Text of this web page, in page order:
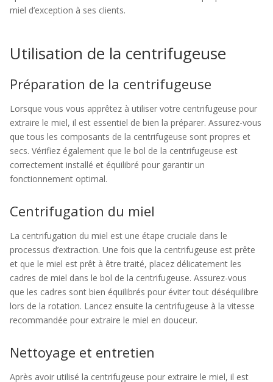
miel d’exception à ses clients.
Utilisation de la centrifugeuse
Préparation de la centrifugeuse
Lorsque vous vous apprêtez à utiliser votre centrifugeuse pour
extraire le miel, il est essentiel de bien la préparer. Assurez-vous
que tous les composants de la centrifugeuse sont propres et
secs. Vérifiez également que le bol de la centrifugeuse est
correctement installé et équilibré pour garantir un
fonctionnement optimal.
Centrifugation du miel
La centrifugation du miel est une étape cruciale dans le
processus d’extraction. Une fois que la centrifugeuse est prête
et que le miel est prêt à être traité, placez délicatement les
cadres de miel dans le bol de la centrifugeuse. Assurez-vous
que les cadres sont bien équilibrés pour éviter tout déséquilibre
lors de la rotation. Lancez ensuite la centrifugeuse à la vitesse
recommandée pour extraire le miel en douceur.
Nettoyage et entretien
Après avoir utilisé la centrifugeuse pour extraire le miel, il est